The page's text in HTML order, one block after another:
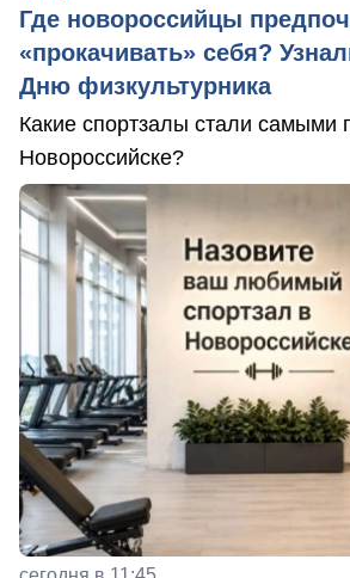
Где новороссийцы
«прокачивать» себя?
Дню физкультурника
Какие спортзалы стали самыми
Новороссийске?